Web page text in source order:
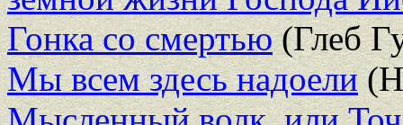
Гонка со смертью(Глеб
Мы всем здесь надоели